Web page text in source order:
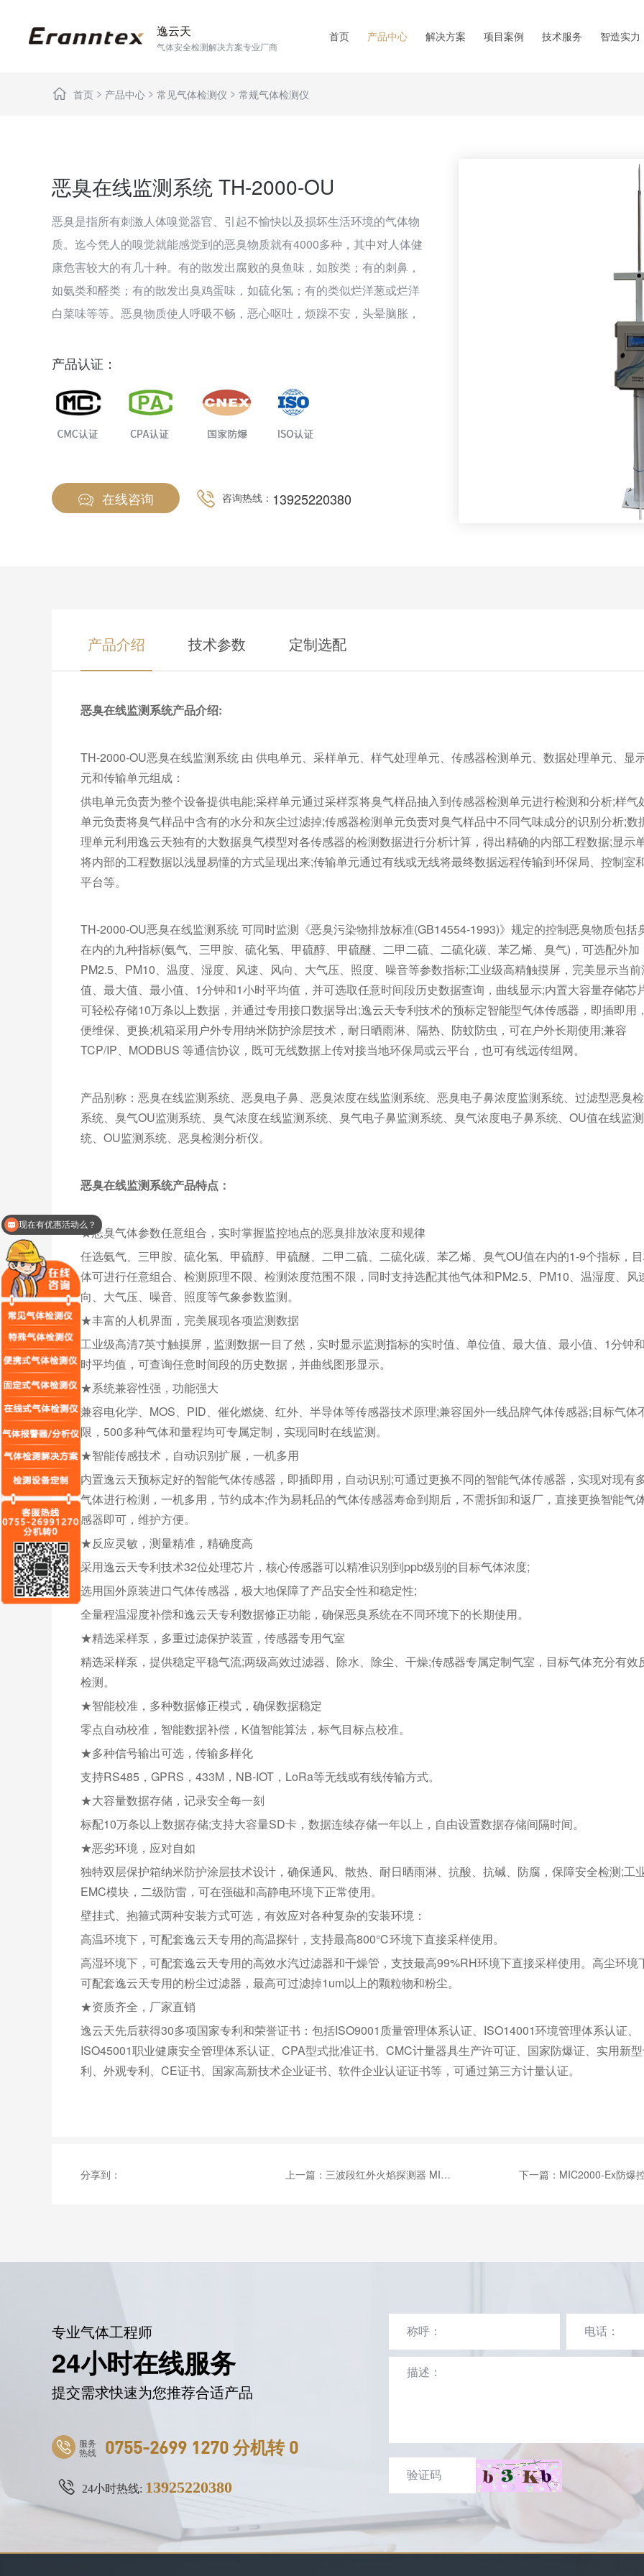
逸云天
气体安全检测解决方案专业厂商
首页 产品中心 解决方案 项目案例 技术服务 智造实力
首页 > 产品中心 > 常见气体检测仪 > 常规气体检测仪
恶臭在线监测系统 TH-2000-OU
恶臭是指所有刺激人体嗅觉器官、引起不愉快以及损坏生活环境的气体物
质。迄今凭人的嗅觉就能感觉到的恶臭物质就有4000多种，其中对人体健
康危害较大的有几十种。有的散发出腐败的臭鱼味，如胺类；有的刺鼻，
如氨类和醛类；有的散发出臭鸡蛋味，如硫化氢；有的类似烂洋葱或烂洋
白菜味等等。恶臭物质使人呼吸不畅，恶心呕吐，烦躁不安，头晕脑胀，
致的居民和企业冲突越来越多，居民上访越来越频繁。环保整治、尤其是
时效性、不确定性，又导致了环保部门的取证难、执法难，因此迫切需要
建立实时的、高效的、快速的恶臭自动监测系统，对恶臭情况进行24小时
14675-93》实现检测结果与人类嗅觉的关联，采用逸云天专利技术和独立
产品认证：
在线咨询 咨询热线： 13925220380
产品介绍 技术参数 定制选配
恶臭在线监测系统产品介绍:
TH-2000-OU恶臭在线监测系统 由 供电单元、采样单元、样气处理单元、传感器检测单元、数据处理单元、显
元和传输单元组成：
供电单元负责为整个设备提供电能;采样单元通过采样泵将臭气样品抽入到传感器检测单元进行检测和分析;样气
单元负责将臭气样品中含有的水分和灰尘过滤掉;传感器检测单元负责对臭气样品中不同气味成分的识别分析;数
理单元利用逸云天独有的大数据臭气模型对各传感器的检测数据进行分析计算，得出精确的内部工程数据;显示
将内部的工程数据以浅显易懂的方式呈现出来;传输单元通过有线或无线将最终数据远程传输到环保局、控制室
平台等。
TH-2000-OU恶臭在线监测系统 可同时监测《恶臭污染物排放标准(GB14554-1993)》规定的控制恶臭物质包括
在内的九种指标(氨气、三甲胺、硫化氢、甲硫醇、甲硫醚、二甲二硫、二硫化碳、苯乙烯、臭气)，可选配外加
PM2.5、PM10、温度、湿度、风速、风向、大气压、照度、噪音等参数指标;工业级高精触摸屏，完美显示当
值、最大值、最小值、1分钟和1小时平均值，并可选取任意时间段历史数据查询，曲线显示;内置大容量存储芯
可轻松存储10万条以上数据，并通过专用接口数据导出;逸云天专利技术的预标定智能型气体传感器，即插即用
便维保、更换;机箱采用户外专用纳米防护涂层技术，耐日晒雨淋、隔热、防蚊防虫，可在户外长期使用;兼容
TCP/IP、MODBUS 等通信协议，既可无线数据上传对接当地环保局或云平台，也可有线远传组网。
产品别称：恶臭在线监测系统、恶臭电子鼻、恶臭浓度在线监测系统、恶臭电子鼻浓度监测系统、过滤型恶臭
系统、臭气OU监测系统、臭气浓度在线监测系统、臭气电子鼻监测系统、臭气浓度电子鼻系统、OU值在线监
统、OU监测系统、恶臭检测分析仪。
恶臭在线监测系统产品特点：
★恶臭气体参数任意组合，实时掌握监控地点的恶臭排放浓度和规律
任选氨气、三甲胺、硫化氢、甲硫醇、甲硫醚、二甲二硫、二硫化碳、苯乙烯、臭气OU值在内的1-9个指标，
体可进行任意组合、检测原理不限、检测浓度范围不限，同时支持选配其他气体和PM2.5、PM10、温湿度、风
向、大气压、噪音、照度等气象参数监测。
★丰富的人机界面，完美展现各项监测数据
工业级高清7英寸触摸屏，监测数据一目了然，实时显示监测指标的实时值、单位值、最大值、最小值、1分钟
时平均值，可查询任意时间段的历史数据，并曲线图形显示。
★系统兼容性强，功能强大
兼容电化学、MOS、PID、催化燃烧、红外、半导体等传感器技术原理;兼容国外一线品牌气体传感器;目标气体
限，500多种气体和量程均可专属定制，实现同时在线监测。
★智能传感技术，自动识别扩展，一机多用
内置逸云天预标定好的智能气体传感器，即插即用，自动识别;可通过更换不同的智能气体传感器，实现对现有
气体进行检测，一机多用，节约成本;作为易耗品的气体传感器寿命到期后，不需拆卸和返厂，直接更换智能气
感器即可，维护方便。
★反应灵敏，测量精准，精确度高
采用逸云天专利技术32位处理芯片，核心传感器可以精准识别到ppb级别的目标气体浓度;
选用国外原装进口气体传感器，极大地保障了产品安全性和稳定性;
全量程温湿度补偿和逸云天专利数据修正功能，确保恶臭系统在不同环境下的长期使用。
★精选采样泵，多重过滤保护装置，传感器专用气室
精选采样泵，提供稳定平稳气流;两级高效过滤器、除水、除尘、干燥;传感器专属定制气室，目标气体充分有效
检测。
★智能校准，多种数据修正模式，确保数据稳定
零点自动校准，智能数据补偿，K值智能算法，标气目标点校准。
★多种信号输出可选，传输多样化
支持RS485，GPRS，433M，NB-IOT，LoRa等无线或有线传输方式。
★大容量数据存储，记录安全每一刻
标配10万条以上数据存储;支持大容量SD卡，数据连续存储一年以上，自由设置数据存储间隔时间。
★恶劣环境，应对自如
独特双层保护箱纳米防护涂层技术设计，确保通风、散热、耐日晒雨淋、抗酸、抗碱、防腐，保障安全检测;工
EMC模块，二级防雷，可在强磁和高静电环境下正常使用。
壁挂式、抱箍式两种安装方式可选，有效应对各种复杂的安装环境：
高温环境下，可配套逸云天专用的高温探针，支持最高800℃环境下直接采样使用。
高湿环境下，可配套逸云天专用的高效水汽过滤器和干燥管，支技最高99%RH环境下直接采样使用。高尘环境
可配套逸云天专用的粉尘过滤器，最高可过滤掉1um以上的颗粒物和粉尘。
★资质齐全，厂家直销
逸云天先后获得30多项国家专利和荣誉证书：包括ISO9001质量管理体系认证、ISO14001环境管理体系认证、
ISO45001职业健康安全管理体系认证、CPA型式批准证书、CMC计量器具生产许可证、国家防爆证、实用新
利、外观专利、CE证书、国家高新技术企业证书、软件企业认证证书等，可通过第三方计量认证。
分享到： 上一篇：三波段红外火焰探测器 MIC-200-IR3 下一篇： MIC2000-Ex防爆
专业气体工程师
24小时在线服务
提交需求快速为您推荐合适产品
服务
热线 0755-2699 1270 分机转 0
24小时热线: 13925220380
可以介绍下你们的产品么？